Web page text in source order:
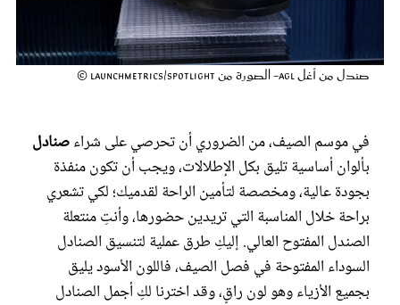
صندل من أغل Agl- الصورة من Launchmetrics/Spotlight ©
في موسم الصيف، من الضروري أن تحرصي على شراءصنادل
بألوان أساسية تليق بكل الإطلالات، ويجب أن تكون منفذة
بجودة عالية، ومخصصة لتأمين الراحة لقدميك؛ لكي تشعري
براحة خلال المناسبة التي تريدين حضورها، وأنتِ منتعلة
الصندل المفتوح العالي. إليكِ طرق عملية لتنسيق الصنادل
السوداء المفتوحة في فصل الصيف، فاللون الأسود يليق
بجميع الأزياء وهو لون راقٍ، وقد اخترنا لكِ أجمل الصنادل
مجلة سيدتي